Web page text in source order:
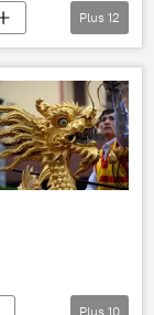
Plus 12
Plus 10